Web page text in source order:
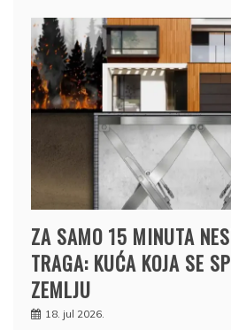
ZA SAMO 15 MINUTA
TRAGA: KUĆA KOJA SE
ZEMLJU
18. jul 2026.